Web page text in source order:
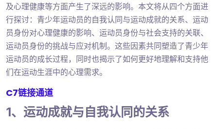
及心理健康等方面产生了深远的影响。本文将从四个方面进
行探讨：青少年运动员的自我认同与运动成就的关系、运动
员身份对心理健康的影响、运动员身份与社会支持的关联、
运动员身份的挑战与应对机制。这些因素共同塑造了青少年
运动员的成长过程，同时也揭示了如何更好地理解和支持他
们在运动生涯中的心理需求。
C7链接通道
1、运动成就与自我认同的关系